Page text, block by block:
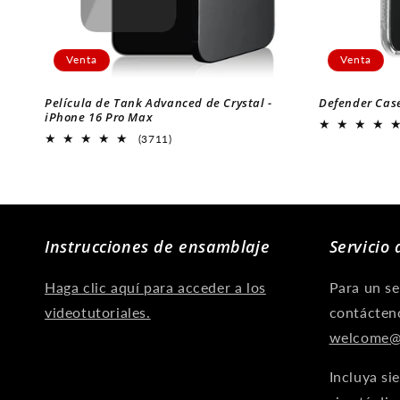
í
a
:
Venta
Película de Tank Advanced de Crystal -
iPhone 16 Pro Max
(3711)3711
Venta
Defender
Instrucciones de ensamblaje
Haga clic aquí para acceder a los
videotutoriales.
Servicio
Para un
Incluya